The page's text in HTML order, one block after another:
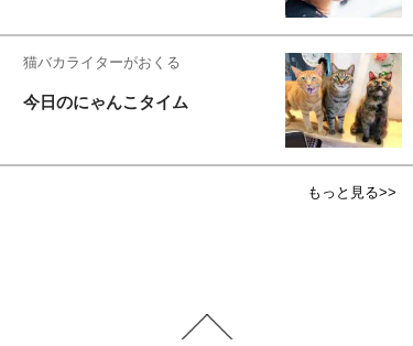
猫バカライターがおくる
今日のにゃんこタイム
もっと見る>>